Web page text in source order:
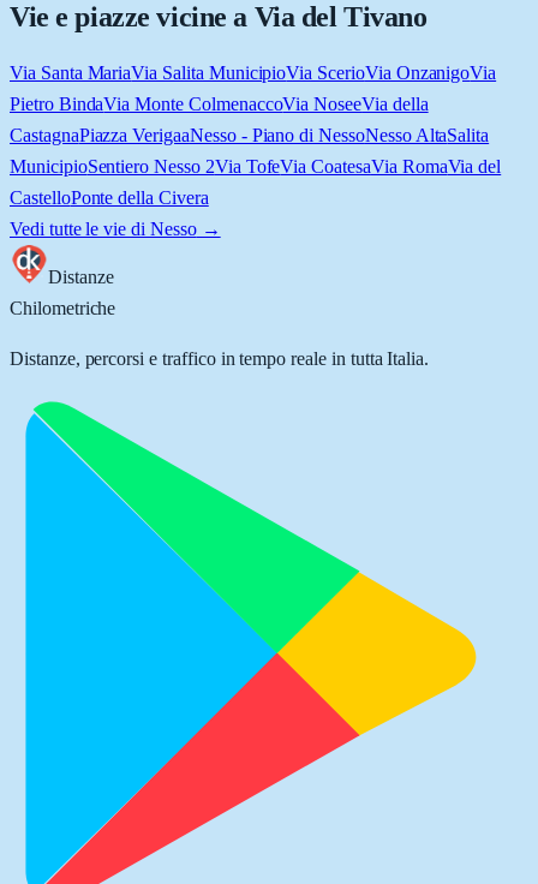
Vie e piazze vicine a Via del Tivano
Via Santa MariaVia Salita MunicipioVia ScerioVia OnzanigoVia
Pietro BindaVia Monte ColmenaccoVia NoseeVia della
CastagnaPiazza VerigaaNesso - Piano di NessoNesso AltaSalita
MunicipioSentiero Nesso 2Via TofeVia CoatesaVia RomaVia del
CastelloPonte della Civera
Vedi tutte le vie di Nesso→
Distanze
Chilometriche
Distanze, percorsi e traffico in tempo reale in tutta Italia.